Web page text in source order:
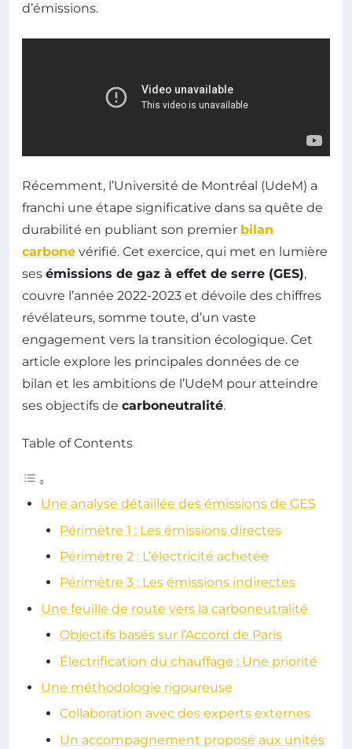
d’émissions.
Récemment, l’Université de Montréal (UdeM) a
franchi une étape significative dans sa quête de
durabilité en publiant son premier bilan
carbone vérifié. Cet exercice, qui met en lumière
ses émissions de gaz à effet de serre (GES),
couvre l’année 2022-2023 et dévoile des chiffres
révélateurs, somme toute, d’un vaste
engagement vers la transition écologique. Cet
article explore les principales données de ce
bilan et les ambitions de l’UdeM pour atteindre
ses objectifs de carboneutralité.
Table of Contents
Une analyse détaillée des émissions de GES
Périmètre 1 : Les émissions directes
Périmètre 2 : L’électricité achetée
Périmètre 3 : Les émissions indirectes
Une feuille de route vers la carboneutralité
Objectifs basés sur l’Accord de Paris
Électrification du chauffage : Une priorité
Une méthodologie rigoureuse
Collaboration avec des experts externes
Un accompagnement proposé aux unités